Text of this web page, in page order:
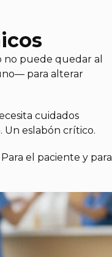
no puede quedar al
para alterar
cuidados
Un eslabón crítico.
el paciente y para